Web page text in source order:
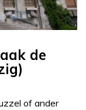
de
of ander